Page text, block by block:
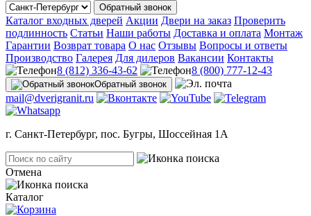
Обратный звонок
Каталог входных дверей Акции Двери на заказ Проверить
подлинность Статьи Наши работы Доставка и оплата Монтаж
Гарантии Возврат товара О нас Отзывы Вопросы и ответы
Производство Галерея Для дилеров Вакансии Контакты
8 (812) 336-43-62
8 (800) 777-12-43
Обратный звонок
mail@dverigranit.ru
г. Санкт-Петербург, пос. Бугры, Шоссейная 1А
Отмена
Каталог